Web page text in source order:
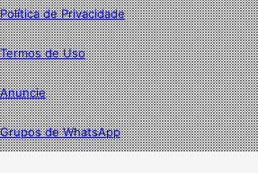
Política de Privacidade
Termos de Uso
Anuncie
Grupos de WhatsApp